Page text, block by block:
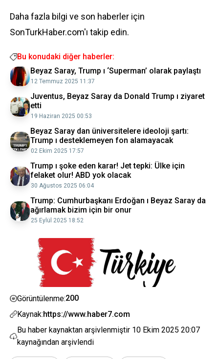
Daha fazla bilgi ve son haberler için
SonTurkHaber.com'ı takip edin.
Bu konudaki diğer haberler:
Beyaz Saray, Trump ı ‘Superman’ olarak paylaştı
12 Temmuz 2025 11:37
Juventus, Beyaz Saray da Donald Trump ı ziyaret
etti
19 Haziran 2025 00:53
Beyaz Saray dan üniversitelere ideoloji şartı:
Trump ı desteklemeyen fon alamayacak
02 Ekim 2025 17:57
Trump ı şoke eden karar! Jet tepki: Ülke için
felaket olur! ABD yok olacak
30 Ağustos 2025 06:04
Trump: Cumhurbaşkanı Erdoğan ı Beyaz Saray da
ağırlamak bizim için bir onur
25 Eylül 2025 18:52
Görüntülenme:200
Kaynak:https://www.haber7.com
Bu haber kaynaktan arşivlenmiştir 10 Ekim 2025 20:07
kaynağından arşivlendi